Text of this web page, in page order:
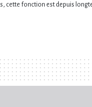
cette fonction est depuis